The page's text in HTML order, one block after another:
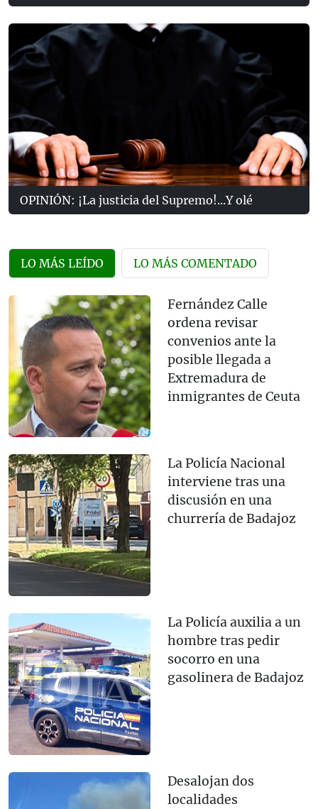
OPINIÓN: ¡La justicia del Supremo!...Y olé
LO MÁS LEÍDO LO MÁS COMENTADO
Fernández Calle
ordena revisar
convenios ante la
posible llegada a
Extremadura de
inmigrantes de Ceuta
La Policía Nacional
interviene tras una
discusión en una
churrería de Badajoz
La Policía auxilia a un
hombre tras pedir
socorro en una
gasolinera de Badajoz
Desalojan dos
localidades